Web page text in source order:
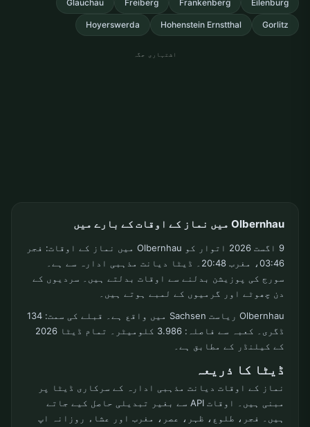
Eilenburg
Frankenberg
Freiberg
Glauchau
Gorlitz
Hohenstein Ernstthal
Hoyerswerda
اشتہاری جگہ
Olbernhau میں نماز کے اوقات کے بارے میں
9 اگست 2026 اتوار کو Olbernhau میں نماز کے اوقات: فجر
03:46، مغرب 20:48۔ ڈیٹا دیانت مذہبی ادارہ سے ہے۔
سورج کی پوزیشن بدلنے سے اوقات بدلتے ہیں۔ سردیوں کے
دن چھوٹے اور گرمیوں کے لمبے ہوتے ہیں۔
Olbernhau ریاست Sachsen میں واقع ہے۔ قبلے کی سمت: 134
ڈگری۔ کعبہ سے فاصلہ: 3.986 کلومیٹر۔ تمام ڈیٹا 2026
کے کیلنڈر کے مطابق ہے۔
ڈیٹا کا ذریعہ
نماز کے اوقات دیانت مذہبی ادارہ کے سرکاری ڈیٹا پر
مبنی ہیں۔ اوقات API سے بغیر تبدیلی حاصل کیے جاتے
ہیں۔ فجر، طلوع، ظہر، عصر، مغرب اور عشاء روزانہ اپ